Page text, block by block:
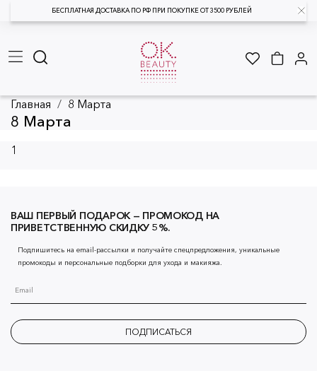
БЕСПЛАТНАЯ ДОСТАВКА ПО РФ ПРИ ПОКУПКЕ ОТ 3500 РУБЛЕЙ
Главная 8 Марта
8 Марта
1
ВАШ ПЕРВЫЙ ПОДАРОК — ПРОМОКОД НА
ПРИВЕТСТВЕННУЮ СКИДКУ 5%.
Подпишитесь на email-рассылки и получайте спецпредложения, уникальные
промокоды и персональные подборки для ухода и макияжа.
ПОДПИСАТЬСЯ